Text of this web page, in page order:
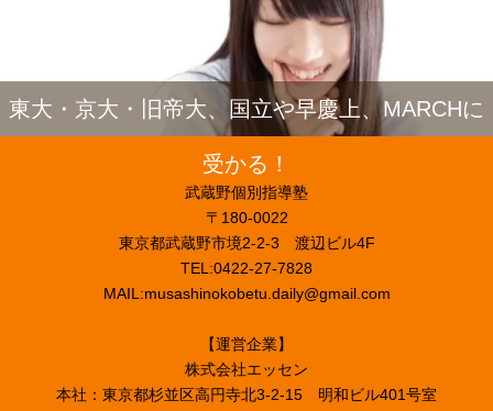
東大・京大・旧帝大、国立や早慶上、MARCHに
受かる！
武蔵野個別指導塾
〒180-0022
東京都武蔵野市境2-2-3 渡辺ビル4F
TEL:0422-27-7828
MAIL:musashinokobetu.daily@gmail.com
【運営企業】
株式会社エッセン
本社：東京都杉並区高円寺北3-2-15 明和ビル401号室